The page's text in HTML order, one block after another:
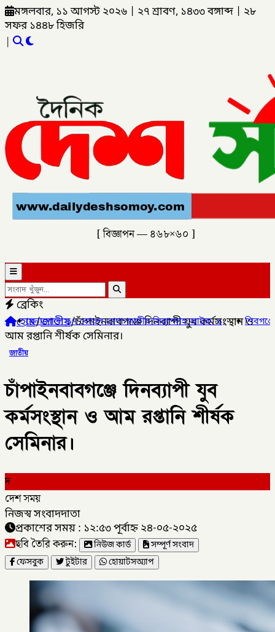
মঙ্গলবার, ১১ আগস্ট ২০২৬ ২৭ শ্রাবণ, ১৪৩৩ বঙ্গাব্দ
২৮
সফর ১৪৪৮ হিজরি
|
[ বিজ্ঞাপন — ৪৬৮×৬০ ]
ব্রেকিং
নেশা জাতীয় সিরাপসহ আটক -১,✦শিবগঞ্জে এসএসসিতে এক বিষয়ে
হোম/জাতীয়/চাঁপাইনবাবগঞ্জে দিনব্যাপী যুব কর্মসংস্থান ও
আম রপ্তানি শীর্ষক সেমিনার।
জাতীয়
চাঁপাইনবাবগঞ্জে দিনব্যাপী যুব
কর্মসংস্থান ও আম রপ্তানি শীর্ষক
সেমিনার।
দ
দেশ সময়
নিজস্ব সংবাদদাতা
প্রকাশের সময় : ১২:৫৩ পূর্বাহ্ন ২৪-০৫-২০২৫
ছবি তৈরি করুন: নিউজ কার্ড
সম্পূর্ণ সংবাদ
ফেসবুক
টুইটার হোয়াটসঅ্যাপ